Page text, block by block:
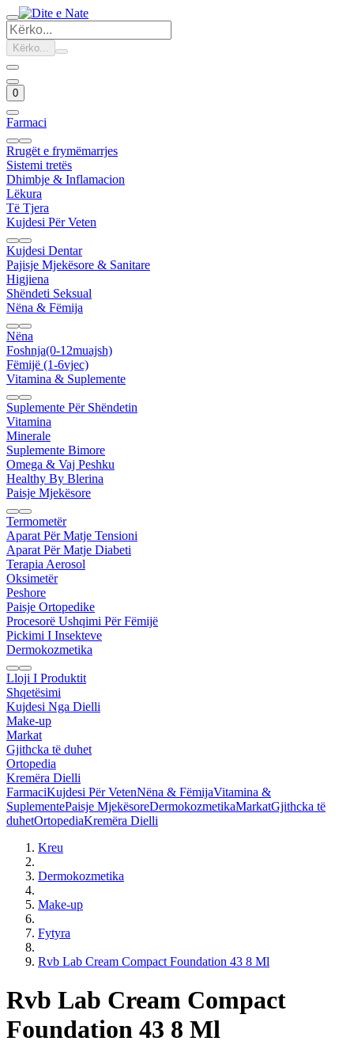
Kërko...
0
Farmaci
Rrugët e frymëmarrjes
Sistemi tretës
Dhimbje & Inflamacion
Lëkura
Të Tjera
Kujdesi Për Veten
Kujdesi Dentar
Pajisje Mjekësore & Sanitare
Higjiena
Shëndeti Seksual
Nëna & Fëmija
Nëna
Foshnja(0-12muajsh)
Fëmijë (1-6vjec)
Vitamina & Suplemente
Suplemente Për Shëndetin
Vitamina
Minerale
Suplemente Bimore
Omega & Vaj Peshku
Healthy By Blerina
Paisje Mjekësore
Termometër
Aparat Për Matje Tensioni
Aparat Për Matje Diabeti
Terapia Aerosol
Oksimetër
Peshore
Paisje Ortopedike
Procesorë Ushqimi Për Fëmijë
Pickimi I Insekteve
Dermokozmetika
Lloji I Produktit
Shqetësimi
Kujdesi Nga Dielli
Make-up
Markat
Gjithcka të duhet
Ortopedia
Kremëra Dielli
FarmaciKujdesi Për VetenNëna & FëmijaVitamina &
SuplementePaisje MjekësoreDermokozmetikaMarkatGjithcka të
duhetOrtopediaKremëra Dielli
Kreu
Dermokozmetika
Make-up
Fytyra
Rvb Lab Cream Compact Foundation 43 8 Ml
Rvb Lab Cream Compact
Foundation 43 8 Ml